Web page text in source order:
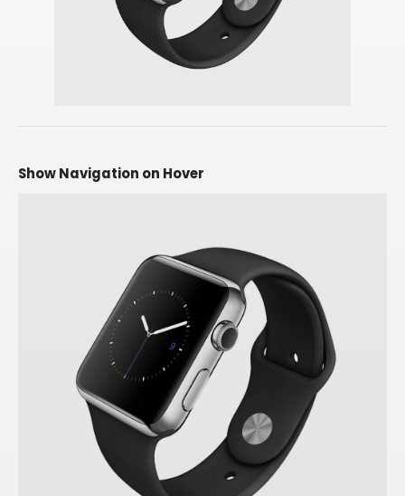
Show Navigation on Hover